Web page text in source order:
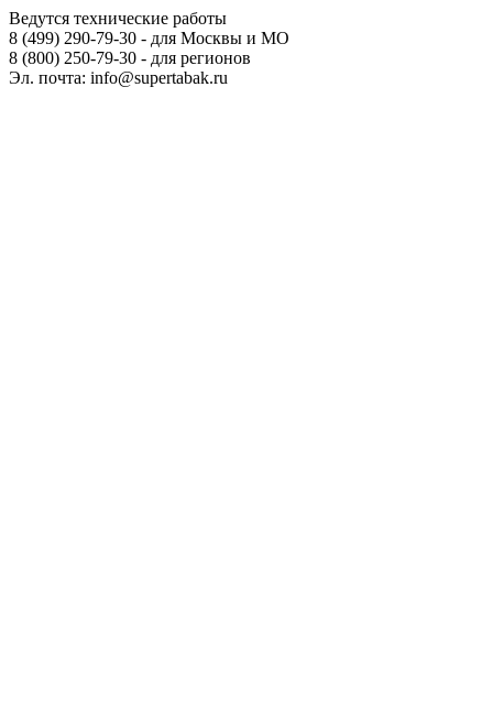
Ведутся технические работы
8 (499) 290-79-30 - для Москвы и МО
8 (800) 250-79-30 - для регионов
Эл. почта: info@supertabak.ru